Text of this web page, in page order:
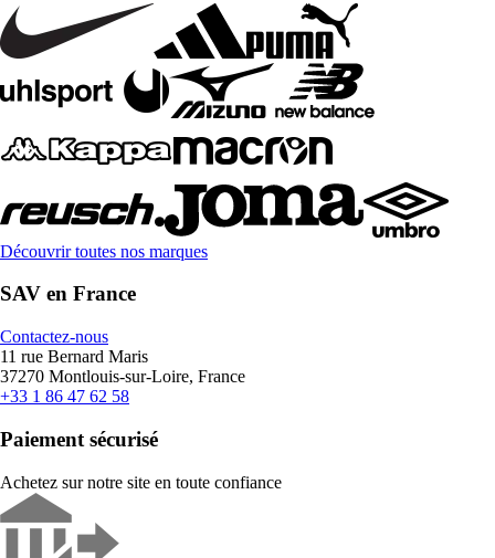
Découvrir toutes nos marques
SAV en France
Contactez-nous
11 rue Bernard Maris
37270 Montlouis-sur-Loire, France
+33 1 86 47 62 58
Paiement sécurisé
Achetez sur notre site en toute confiance